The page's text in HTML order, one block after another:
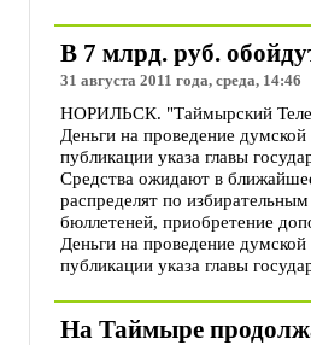
В 7 млрд. руб.
31 августа 2011 года, среда, 14:46
НОРИЛЬСК. "Таймырский
Деньги на проведение
публикации указа главы
Средства ожидают в
распределят по
бюллетеней, приобретение
Деньги на проведение
публикации указа главы
На Таймыре